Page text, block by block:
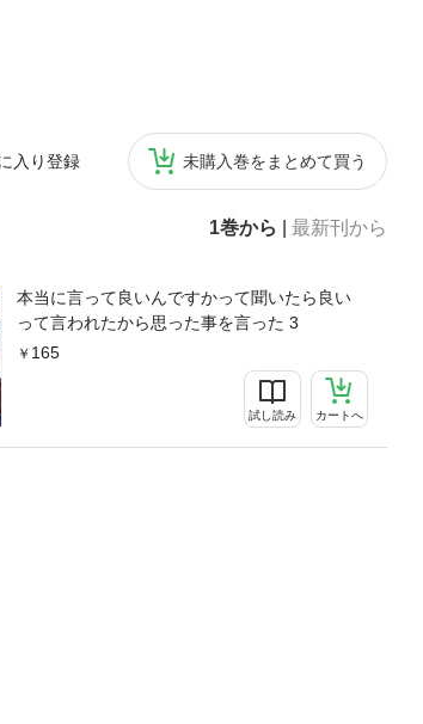
入り登録 未購入巻をまとめて買う
1巻から 最新刊から
本当に言って良いんですかって聞いたら良い
って言われたから思った事を言った 3
165
試し読み カートへ